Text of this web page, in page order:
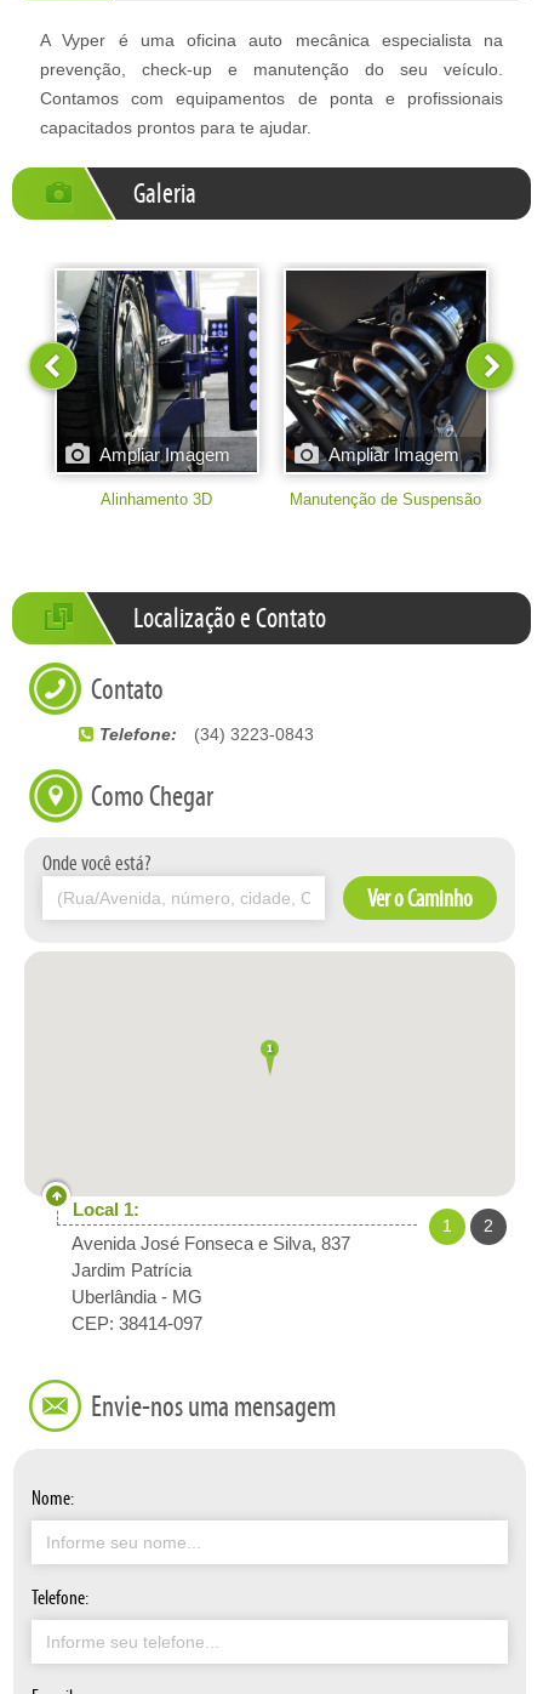
A Vyper é uma oficina auto mecânica especialista na
prevenção, check-up e manutenção do seu veículo.
Contamos com equipamentos de ponta e profissionais
capacitados prontos para te ajudar.
Galeria
Alinhamento 3D Manutenção de Suspensão
Localização e Contato
Contato
Telefone: (34) 3223-0843
Como Chegar
Onde você está?
Ver o Caminho
Local 1:
Avenida José Fonseca e Silva, 837
Jardim Patrícia
Uberlândia - MG
CEP: 38414-097
1 2
Envie-nos uma mensagem
Nome:
Telefone: